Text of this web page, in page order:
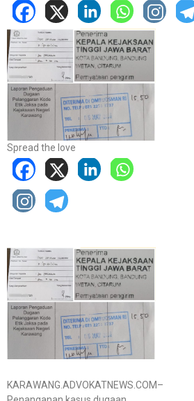
Spread the love
KARAWANG.ADVOKATNEWS.COM–